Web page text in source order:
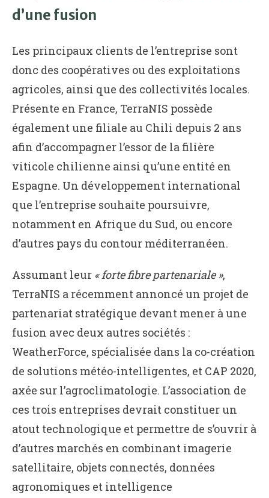
d’une fusion
Les principaux clients de l’entreprise sont
donc des coopératives ou des exploitations
agricoles, ainsi que des collectivités locales.
Présente en France, TerraNIS possède
également une filiale au Chili depuis 2 ans
afin d’accompagner l’essor de la filière
viticole chilienne ainsi qu’une entité en
Espagne. Un développement international
que l’entreprise souhaite poursuivre,
notamment en Afrique du Sud, ou encore
d’autres pays du contour méditerranéen.
Assumant leur « forte fibre partenariale »,
TerraNIS a récemment annoncé un projet de
partenariat stratégique devant mener à une
fusion avec deux autres sociétés :
WeatherForce, spécialisée dans la co-création
de solutions météo-intelligentes, et CAP 2020,
axée sur l’agroclimatologie. L’association de
ces trois entreprises devrait constituer un
atout technologique et permettre de s’ouvrir à
d’autres marchés en combinant imagerie
satellitaire, objets connectés, données
agronomiques et intelligence